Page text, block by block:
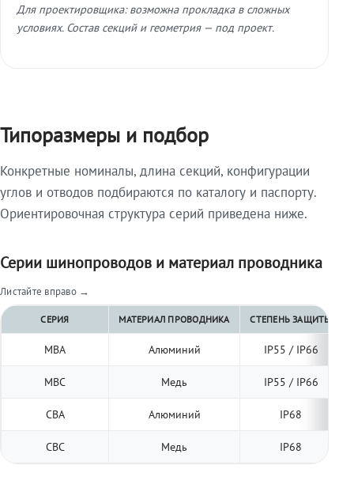
Для проектировщика: возможна прокладка в сложных
условиях. Состав секций и геометрия — под проект.
Типоразмеры и подбор
Конкретные номиналы, длина секций, конфигурации
углов и отводов подбираются по каталогу и паспорту.
Ориентировочная структура серий приведена ниже.
Серии шинопроводов и материал проводника
Листайте вправо →
СЕРИЯ МАТЕРИАЛ ПРОВОДНИКА СТЕПЕНЬ ЗАЩИТЫ
МВА Алюминий IP55 / IP66
МВС Медь IP55 / IP66
СВА Алюминий IP68
СВС Медь IP68